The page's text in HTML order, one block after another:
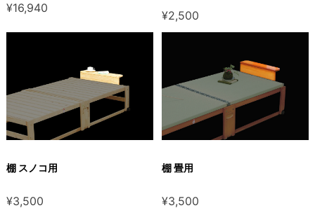
¥16,940
¥2,500
棚 スノコ用
¥3,500
棚 畳用
¥3,500